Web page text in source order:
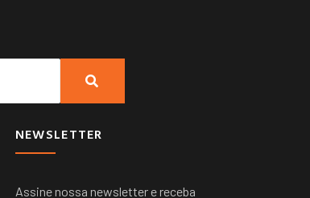
NEWSLETTER
Assine nossa newsletter e receba